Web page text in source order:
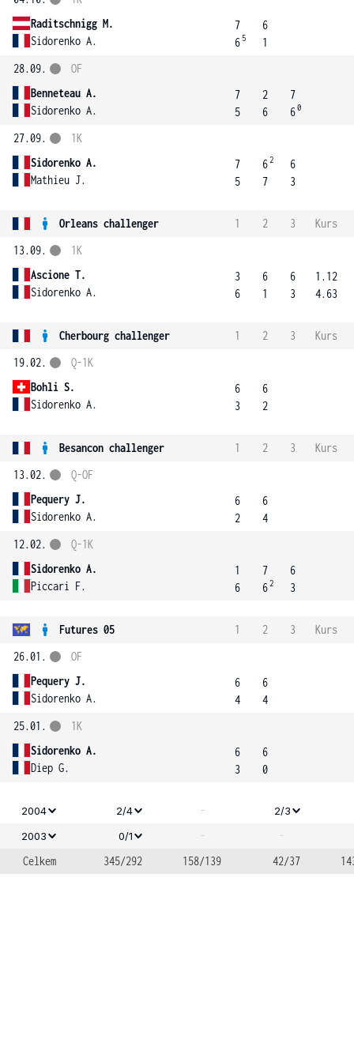
Raditschnigg M.
Sidorenko A.
7
6 5
6
1
28.09.
Benneteau A.
Sidorenko A.
OF
7
5
2
6
7
60
27.09.
Sidorenko A.
Mathieu J.
1K
7
5
62
7
6
3
Orleans challenger 1 2 3
Kurs
13.09.
Ascione T.
Sidorenko A.
1K
3
6
6
1
6
3
1.12
4.63
Cherbourg challenger 1 2 3
Kurs
19.02.
Bohli S.
Sidorenko A.
Q-1K
6
3
6
2
Besancon challenger 1 2 3
Kurs
13.02.
Pequery J.
Sidorenko A.
Q-OF
6
2
6
4
12.02.
Sidorenko A.
Piccari F.
Q-1K
1
6
7
62
6
3
Futures 05 1 2 3
Kurs
26.01.
Pequery J.
Sidorenko A.
OF
6
4
6
4
25.01.
Sidorenko A.
Diep G.
1K
6
3
6
0
2004 2/4 -
2/3
2003
0/1 -
-
Celkem
345/292 158/139 42/37